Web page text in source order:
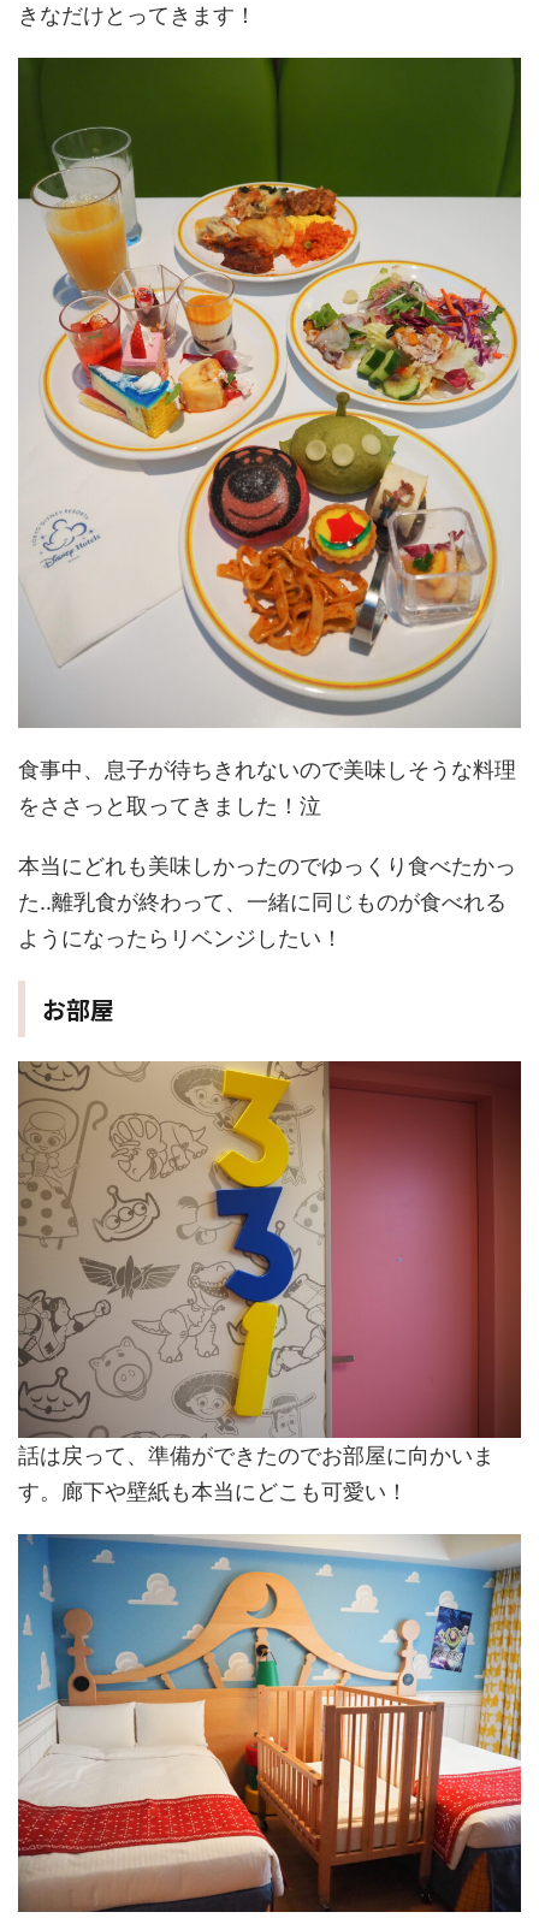
きなだけとってきます！
食事中、息子が待ちきれないので美味しそうな料理
をささっと取ってきました！泣
本当にどれも美味しかったのでゆっくり食べたかっ
た..離乳食が終わって、一緒に同じものが食べれる
ようになったらリベンジしたい！
お部屋
話は戻って、準備ができたのでお部屋に向かいま
す。廊下や壁紙も本当にどこも可愛い！